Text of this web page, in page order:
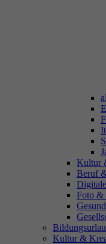
Kultur
Beruf
Foto &
Kultur &